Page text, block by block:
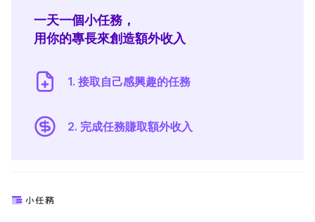
一天一個小任務，
用你的專長來創造額外收入
1. 接取自己感興趣的任務
2. 完成任務賺取額外收入